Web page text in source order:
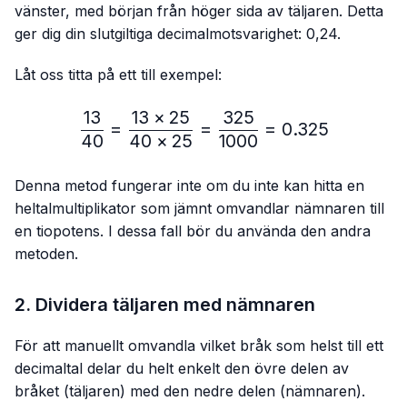
vänster, med början från höger sida av täljaren. Detta
ger dig din slutgiltiga decimalmotsvarighet: 0,24.
Låt oss titta på ett till exempel:
\frac{13}{40}=\frac{13
40
13
=
40 × 25
13 × 25
=
1000
325
= 0.325
Denna metod fungerar inte om du inte kan hitta en
heltalmultiplikator som jämnt omvandlar nämnaren till
en tiopotens. I dessa fall bör du använda den andra
metoden.
2. Dividera täljaren med nämnaren
För att manuellt omvandla vilket bråk som helst till ett
decimaltal delar du helt enkelt den övre delen av
bråket (täljaren) med den nedre delen (nämnaren).